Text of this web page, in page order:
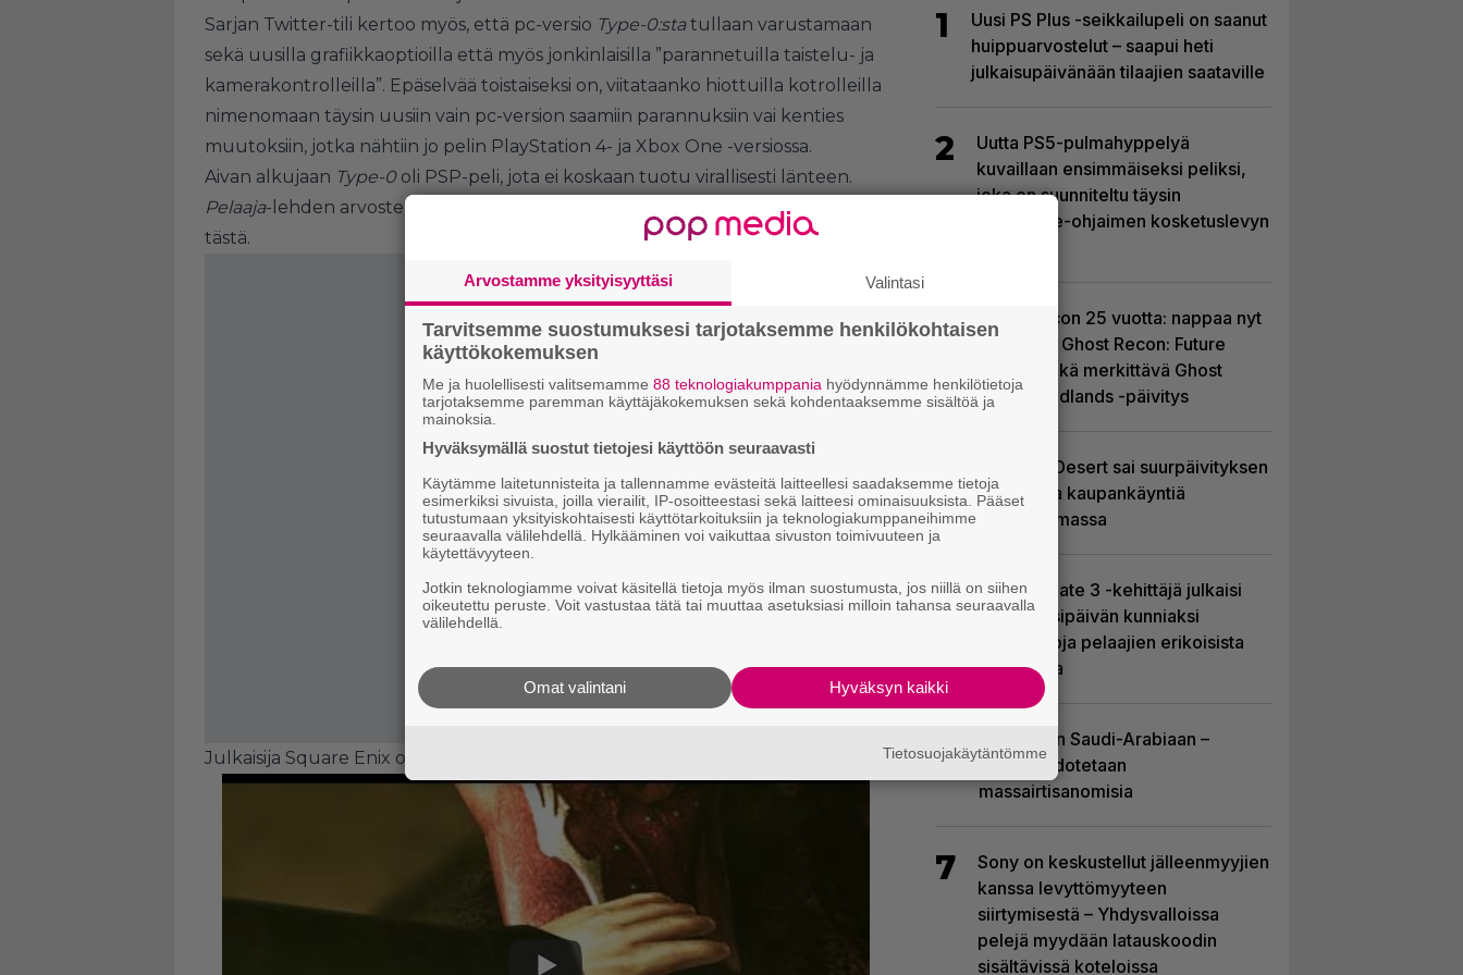
Sarjan Twitter-tili kertoo myös, että pc-versio Type-0:statullaan varustamaan
sekä uusilla grafiikkaoptioilla että myös jonkinlaisilla ”parannetuilla taistelu- ja
kamerakontrolleilla”. Epäselvää toistaiseksi on, viitataanko hiottuilla kotrolleilla
nimenomaan täysin uusiin vain pc-version saamiin parannuksiin vai kenties
muutoksiin, jotka nähtiin jo pelin PlayStation 4- ja Xbox One -versiossa.
Aivan alkujaan Type-0oli PSP-peli, jota ei koskaan tuotu virallisesti länteen.
Pelaaja-lehden arvostelun PlayStation 4 ja Xbox One -versiosta
voi katsastaa
tästä.
Julkaisija Square Enix on luvannut lisätietoja pc-käännöksestä lähiaikoina.
1
Uusi PS Plus -seikkailupeli on saanut
huippuarvostelut – saapui heti
julkaisupäivänään tilaajien saataville
2
Uutta PS5-pulmahyppelyä
kuvaillaan ensimmäiseksi peliksi,
joka on suunniteltu täysin
DualSense-ohjaimen kosketuslevyn
3
Ghost Recon 25 vuotta: nappaa nyt
ilmaiseksi Ghost Recon: Future
Soldier sekä merkittävä Ghost
Recon Wildlands -päivitys
4
Crimson Desert sai suurpäivityksen
– uudistaa kaupankäyntiä
pelimaailmassa
5
Baldur’s Gate 3 -kehittäjä julkaisi
pelin vuosipäivän kunniaksi
tilastotietoja pelaajien erikoisista
valinnoista
6
EA myytiin Saudi-Arabiaan –
yhtiöltä odotetaan
massairtisanomisia
7
Sony on keskustellut jälleenmyyjien
kanssa levyttömyyteen
siirtymisestä – Yhdysvalloissa
pelejä myydään latauskoodin
sisältävissä koteloissa
Arvostamme yksityisyyttäsi Valintasi
Tarvitsemme suostumuksesi tarjotaksemme henkilökohtaisen
käyttökokemuksen
Me ja huolellisesti valitsemamme 88 teknologiakumppania hyödynnämme henkilötietoja
tarjotaksemme paremman käyttäjäkokemuksen sekä kohdentaaksemme sisältöä ja
mainoksia.
Hyväksymällä suostut tietojesi käyttöön seuraavasti
Käytämme laitetunnisteita ja tallennamme evästeitä laitteellesi saadaksemme tietoja
esimerkiksi sivuista, joilla vierailit, IP-osoitteestasi sekä laitteesi ominaisuuksista. Pääset
tutustumaan yksityiskohtaisesti käyttötarkoituksiin ja teknologiakumppaneihimme
seuraavalla välilehdellä. Hylkääminen voi vaikuttaa sivuston toimivuuteen ja
käytettävyyteen.
Jotkin teknologiamme voivat käsitellä tietoja myös ilman suostumusta, jos niillä on siihen
oikeutettu peruste. Voit vastustaa tätä tai muuttaa asetuksiasi milloin tahansa seuraavalla
välilehdellä.
Hyväksyn kaikki
Omat valintani
Tietosuojakäytäntömme